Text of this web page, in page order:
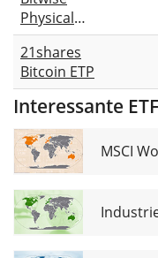
Physical
Bitcoin ETP
21shares
Bitcoin ETP
Interessante
MSCI